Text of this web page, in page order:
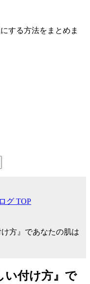
する方法をまとめま
グ TOP
方』であなたの肌は
い付け方』で